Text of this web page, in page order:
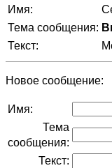
Имя:
Тема сообщения:
Текст:
Новое сообщение:
Имя:
Тема
сообщения:
Текст: